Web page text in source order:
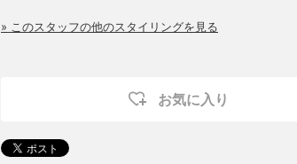
» このスタッフの他のスタイリングを見る
お気に入り